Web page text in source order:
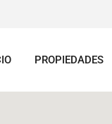
PROPIEDADES